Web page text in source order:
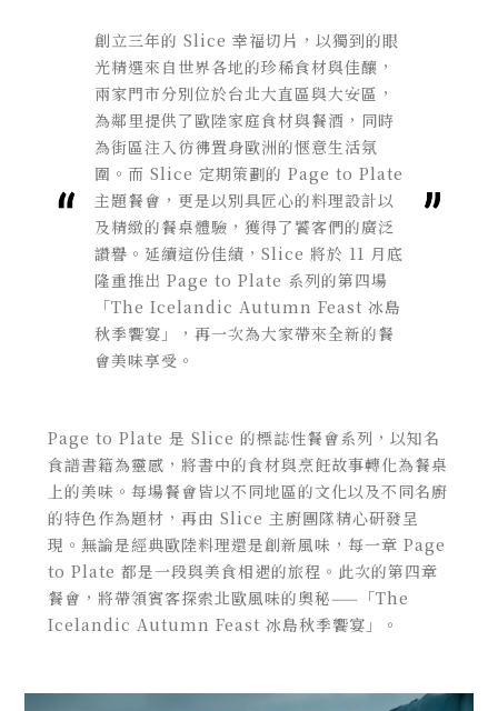
創立三年的 Slice 幸福切片，以獨到的眼
光精選來自世界各地的珍稀食材與佳釀，
兩家門市分別位於台北大直區與大安區，
為鄰里提供了歐陸家庭食材與餐酒，同時
為街區注入彷彿置身歐洲的愜意生活氛
圍。而 Slice 定期策劃的 Page to Plate
主題餐會，更是以別具匠心的料理設計以
及精緻的餐桌體驗，獲得了饕客們的廣泛
讚譽。延續這份佳績，Slice 將於 11 月底
隆重推出 Page to Plate 系列的第四場
「The Icelandic Autumn Feast 冰島
秋季饗宴」，再一次為大家帶來全新的餐
會美味享受。
Page to Plate 是 Slice 的標誌性餐會系列，以知名
食譜書籍為靈感，將書中的食材與烹飪故事轉化為餐桌
上的美味。每場餐會皆以不同地區的文化以及不同名廚
的特色作為題材，再由 Slice 主廚團隊精心研發呈
現。無論是經典歐陸料理還是創新風味，每一章 Page
to Plate 都是一段與美食相遇的旅程。此次的第四章
餐會，將帶領賓客探索北歐風味的奧秘——「The
Icelandic Autumn Feast 冰島秋季饗宴」。